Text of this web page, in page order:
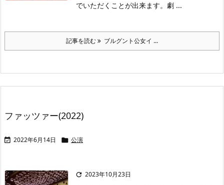
でいただくことが出来ます。劇 ...
記事を読む ブルグント公女イ ...
ファッツァー(2022)
 2022年6月14日  公演
 2023年10月23日